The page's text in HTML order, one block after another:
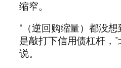
缩窄。
“（逆回购缩量）都没
是敲打下信用债杠杆，
说。